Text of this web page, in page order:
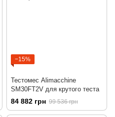
−15%
Тестомес Alimacchine
SM30FT2V для крутого теста
84 882 грн 99 536 грн